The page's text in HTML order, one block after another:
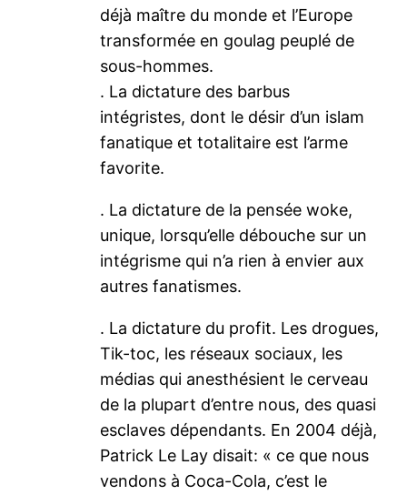
déjà maître du monde et l’Europe
transformée en goulag peuplé de
sous-hommes.
. La dictature des barbus
intégristes, dont le désir d’un islam
fanatique et totalitaire est l’arme
favorite.
. La dictature de la pensée woke,
unique, lorsqu’elle débouche sur un
intégrisme qui n’a rien à envier aux
autres fanatismes.
. La dictature du profit. Les drogues,
Tik-toc, les réseaux sociaux, les
médias qui anesthésient le cerveau
de la plupart d’entre nous, des quasi
esclaves dépendants. En 2004 déjà,
Patrick Le Lay disait: « ce que nous
vendons à Coca-Cola, c’est le